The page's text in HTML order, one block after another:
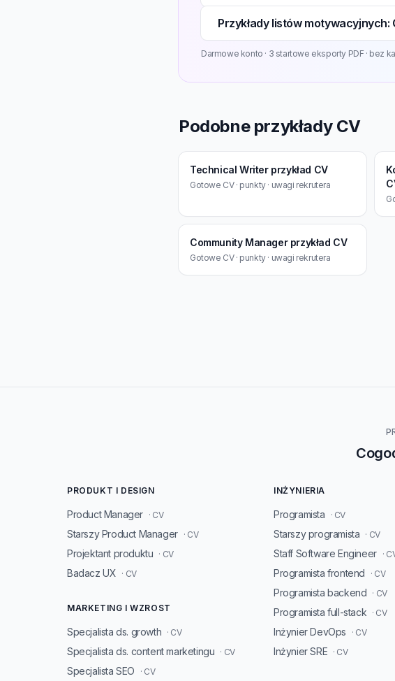
Przykłady listów
Darmowe konto · 3 startowe eksporty PDF · bez
Podobne przykłady CV
Technical Writer przykład CV
Gotowe CV · punkty · uwagi rekrutera
Community Manager przykład CV
Gotowe CV · punkty · uwagi rekrutera
PRODUKT I DESIGN
Product Manager · CV
Starszy Product Manager · CV
Projektant produktu · CV
Badacz UX · CV
MARKETING I WZROST
Specjalista ds. growth · CV
Specjalista ds. content marketingu · CV
Specjalista SEO · CV
INŻYNIERIA
Programista · CV
Starszy programista · CV
Staff Software Engineer ·
Programista frontend · CV
Programista backend · CV
Programista full-stack · CV
Inżynier DevOps · CV
Inżynier SRE · CV